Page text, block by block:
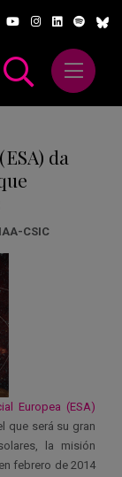
Abrir
da
CSIC
Europea (ESA)
que será su gran
la misión
febrero de 2014